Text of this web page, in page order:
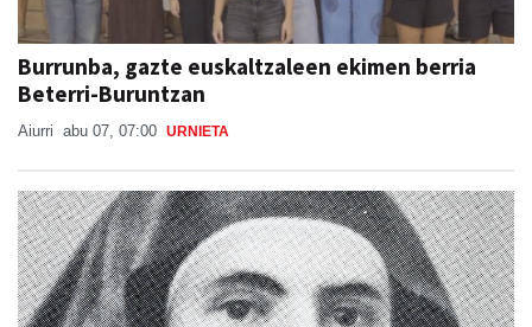
Burrunba, gazte euskaltzaleen ekimen berria
Beterri-Buruntzan
Aiurri abu 07, 07:00 URNIETA